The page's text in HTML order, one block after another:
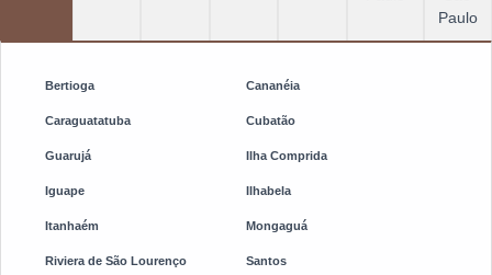
Paulo
Bertioga Cananéia
Caraguatatuba Cubatão
Guarujá Ilha Comprida
Iguape Ilhabela
Itanhaém Mongaguá
Riviera de São Lourenço Santos